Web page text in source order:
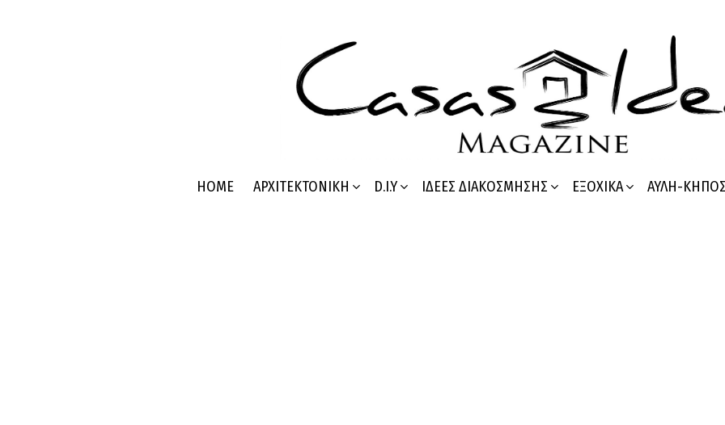
HOME ΑΡΧΙΤΕΚΤΟΝΙΚΉ D.I.Y ΙΔΈΕΣ ΔΙΑΚΌΣΜΗΣΗΣ ΕΞΟΧΙΚΆ ΑΥΛΉ-